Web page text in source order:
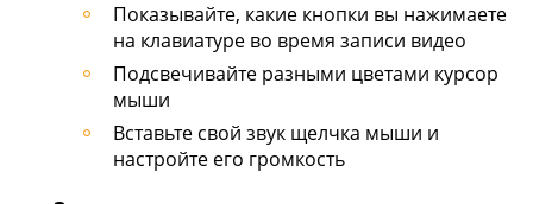
Показывайте, какие кнопки вы нажимаете
на клавиатуре во время записи видео
Подсвечивайте разными цветами курсор
мыши
Вставьте свой звук щелчка мыши и
настройте его громкость